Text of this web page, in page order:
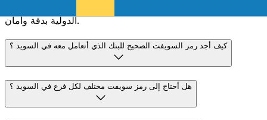
الدولية بدقة وأمان.
كيف أجد رمز السويفت الصحيح للبنك الذي أتعامل معه في السويد ؟
هل أحتاج إلى رمز سويفت مختلف لكل فرع في السويد ؟